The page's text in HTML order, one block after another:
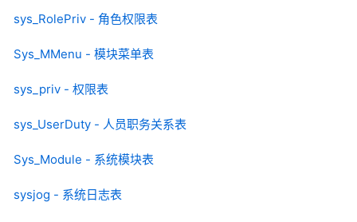
sys_RolePriv - 角色权限表
Sys_MMenu - 模块菜单表
sys_priv - 权限表
sys_UserDuty - 人员职务关系表
Sys_Module - 系统模块表
sysjog - 系统日志表